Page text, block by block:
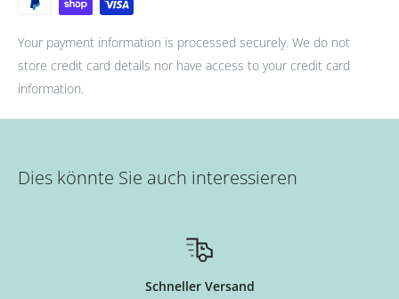
Your payment information is processed securely. We do not
store credit card details nor have access to your credit card
information.
Dies könnte Sie auch interessieren
Schneller Versand